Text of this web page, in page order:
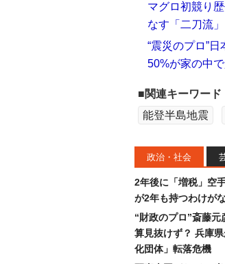
マグロ初競り
なす「二刀流」
“震災のプロ”
50%が家の中
■関連キーワード
能登半島地震
政治・社会
2年後に「増税」空
が2年も持つわけが
“財政のプロ”斎藤
算見抜けず？ 兵庫
化団体」転落危機